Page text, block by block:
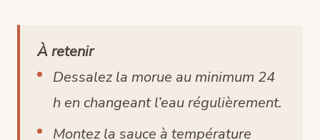
À retenir
Dessalez la morue au minimum 24
h en changeant l’eau régulièrement.
Montez la sauce à température